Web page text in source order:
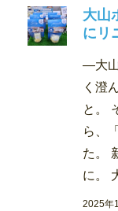
大山
にリ
―大
く澄
と。
ら、
た。
に。
2025年